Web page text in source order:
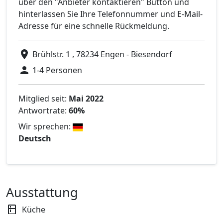
hinterlassen Sie Ihre Telefonnummer und E-Mail-
Adresse für eine schnelle Rückmeldung.
Brühlstr. 1 , 78234 Engen - Biesendorf
1-4 Personen
Mitglied seit: Mai 2022
Antwortrate: 60%
Wir sprechen:
Deutsch
Ausstattung
Küche